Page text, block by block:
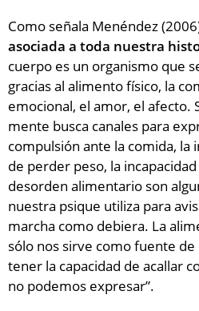
Como señala Menéndez
asociada a toda nuestra
cuerpo es un organismo que
gracias al alimento físico, la
emocional, el amor, el afecto.
mente busca canales para
compulsión ante la comida, la
de perder peso, la
desorden alimentario son
nuestra psique utiliza para
marcha como debiera. La
sólo nos sirve como fuente
tener la capacidad de acallar
no podemos expresar”.